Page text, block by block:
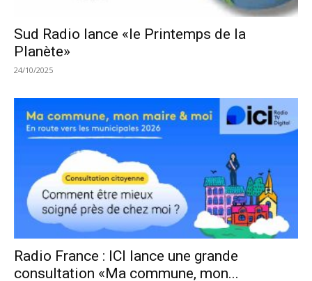
Sud Radio lance «le Printemps de la
Planète»
24/10/2025
Radio France : ICI lance une grande
consultation «Ma commune, mon...